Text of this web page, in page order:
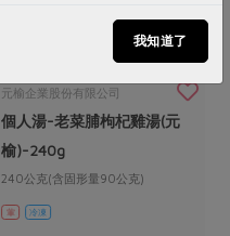
元榆企業股份有限公司
個人湯-老菜脯枸杞雞湯(元
榆)-240g
240公克(含固形量90公克)
葷 冷凍
我知道了